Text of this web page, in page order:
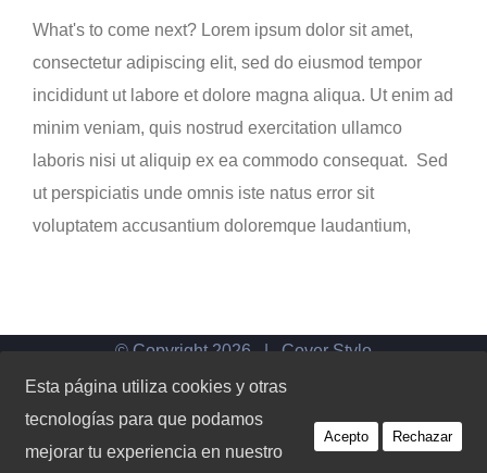
What's to come next? Lorem ipsum dolor sit amet,
consectetur adipiscing elit, sed do eiusmod tempor
incididunt ut labore et dolore magna aliqua. Ut enim ad
minim veniam, quis nostrud exercitation ullamco
laboris nisi ut aliquip ex ea commodo consequat. Sed
ut perspiciatis unde omnis iste natus error sit
voluptatem accusantium doloremque laudantium,
© Copyright 2026 | Cover Stylo
InstagramFacebookLinkedIn
Esta página utiliza cookies y otras
tecnologías para que podamos
mejorar tu experiencia en nuestro
Acepto Rechazar